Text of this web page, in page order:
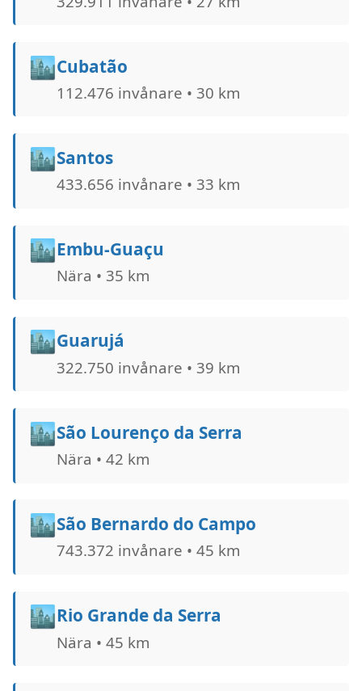
🏙️Cubatão
112.476 invånare • 30 km
🏙️Santos
433.656 invånare • 33 km
🏙️Embu-Guaçu
Nära • 35 km
🏙️Guarujá
322.750 invånare • 39 km
🏙️São Lourenço da Serra
Nära • 42 km
🏙️São Bernardo do Campo
743.372 invånare • 45 km
🏙️Rio Grande da Serra
Nära • 45 km